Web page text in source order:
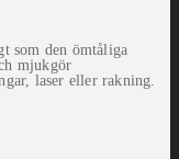
som den ömtåliga
mjukgör
laser eller rakning.